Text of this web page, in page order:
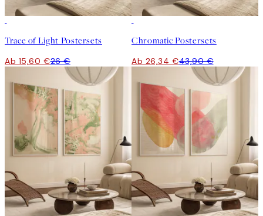
Trace of Light Postersets
Ab 15,60 €26 €
Chromatic Postersets
Ab 26,34 €43,90 €